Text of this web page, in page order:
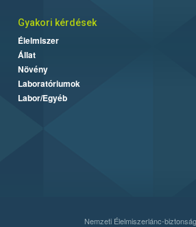
Gyakori kérdések
Élelmiszer
Állat
Növény
Laboratóriumok
Labor/Egyéb
Nemzeti Élelmiszerlánc-